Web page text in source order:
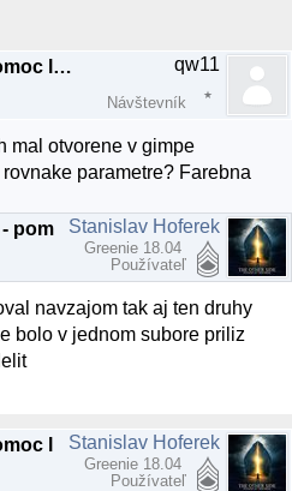
Re: pristupove prava - pomoc lebo zosediviem :( qw11
Návštevník
mal otvorene v gimpe
parametre? Farebna
Re: pristupove prava - pomoc lebo zosediviem :(
Stanislav Hoferek
Greenie 18.04
Používateľ
navzajom tak aj ten druhy
bolo v jednom subore priliz
Re: pristupove prava - pomoc lebo zosediviem :(Stanislav Hoferek
Greenie 18.04
Používateľ